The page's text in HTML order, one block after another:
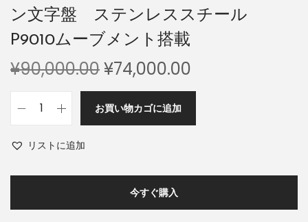
ン文字盤 ステンレススチール
P9010ムーブメント搭載
¥90,000.00¥74,000.00
お買い物カゴに追加
リストに追加
今すぐ購入